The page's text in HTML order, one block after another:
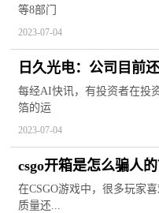
等8部门
2023-07-04
日久光电：公司目前
每经AI快讯，有投资者在投
箔的运
2023-07-04
csgo开箱是怎么骗人
怎么办？
在CSGO游戏中，很多玩家
质量还...